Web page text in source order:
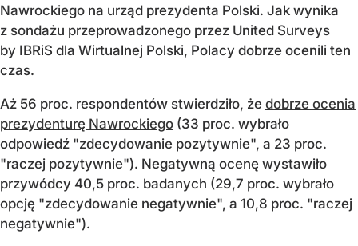
Nawrockiego na urząd prezydenta Polski. Jak wynika
z sondażu przeprowadzonego przez United Surveys
by IBRiS dla Wirtualnej Polski, Polacy dobrze ocenili ten
czas.
Aż 56 proc. respondentów stwierdziło, że dobrze ocenia
prezydenturę Nawrockiego (33 proc. wybrało
odpowiedź "zdecydowanie pozytywnie", a 23 proc.
"raczej pozytywnie"). Negatywną ocenę wystawiło
przywódcy 40,5 proc. badanych (29,7 proc. wybrało
opcję "zdecydowanie negatywnie", a 10,8 proc. "raczej
negatywnie").